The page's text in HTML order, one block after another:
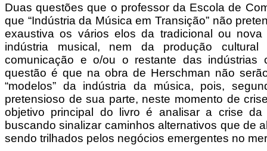
Duas questões que o professor da Escola de
que “Indústria da Música em Transição” não
exaustiva os vários elos da tradicional ou nova
indústria musical, nem da produção
comunicação e o/ou o restante das indústrias
questão é que na obra de Herschman não
“modelos” da indústria da música, pois,
pretensioso de sua parte, neste momento de
objetivo principal do livro é analisar a crise da
buscando sinalizar caminhos alternativos que de
sendo trilhados pelos negócios emergentes no